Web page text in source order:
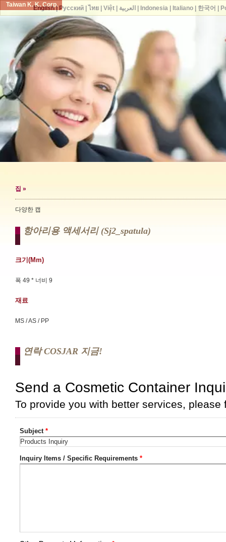
Taiwan K. K. Corp.
집 »
다양한 캡
항아리용 액세서리 (sj2_spatula)
크기(mm)
폭 49 * 너비 9
재료
MS / AS / PP
연락 COSJAR 지금!
English| Русский| ไทย| Việt| العربية Indonesia| Italiano| 한국어